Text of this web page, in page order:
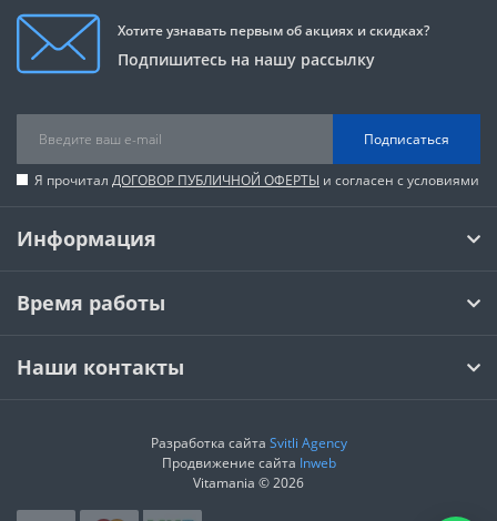
Хотите узнавать первым об акциях и скидках?
Подпишитесь на нашу рассылку
Подписаться
Я прочитал ДОГОВОР ПУБЛИЧНОЙ ОФЕРТЫ и согласен с условиями
Информация
Время работы
Наши контакты
Разработка сайта Svitli Agency
Продвижение сайта Inweb
Vitamania © 2026